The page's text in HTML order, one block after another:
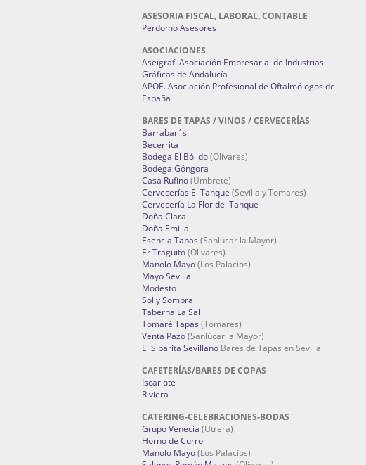
ASESORIA FISCAL, LABORAL, CONTABLE
Perdomo Asesores
ASOCIACIONES
Aseigraf. Asociación Empresarial de Industrias
Gráficas de Andalucía
APOE. Asociación Profesional de Oftalmólogos de
España
BARES DE TAPAS / VINOS / CERVECERÍAS
Barrabar´s
Becerrita
Bodega El Bólido(Olivares)
Bodega Góngora
Casa Rufino(Umbrete)
Cervecerías El Tanque (Sevilla y Tomares)
Cervecería La Flor del Tanque
Doña Clara
Doña Emilia
Esencia Tapas (Sanlúcar la Mayor)
Er Traguito(Olivares)
Manolo Mayo(Los Palacios)
Mayo Sevilla
Modesto
Sol y Sombra
Taberna La Sal
Tomaré Tapas (Tomares)
Venta Pazo(Sanlúcar la Mayor)
El Sibarita Sevillano Bares de Tapas en Sevilla
CAFETERÍAS/BARES DE COPAS
Iscariote
Riviera
CATERING-CELEBRACIONES-BODAS
Grupo Venecia (Utrera)
Horno de Curro
Manolo Mayo(Los Palacios)